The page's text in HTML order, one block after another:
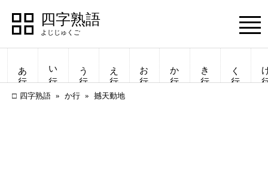
四字熟語 Menu
あ行 い行 う行 え行 お行 か行 き行 く行
四字熟語 か行 撼天動地